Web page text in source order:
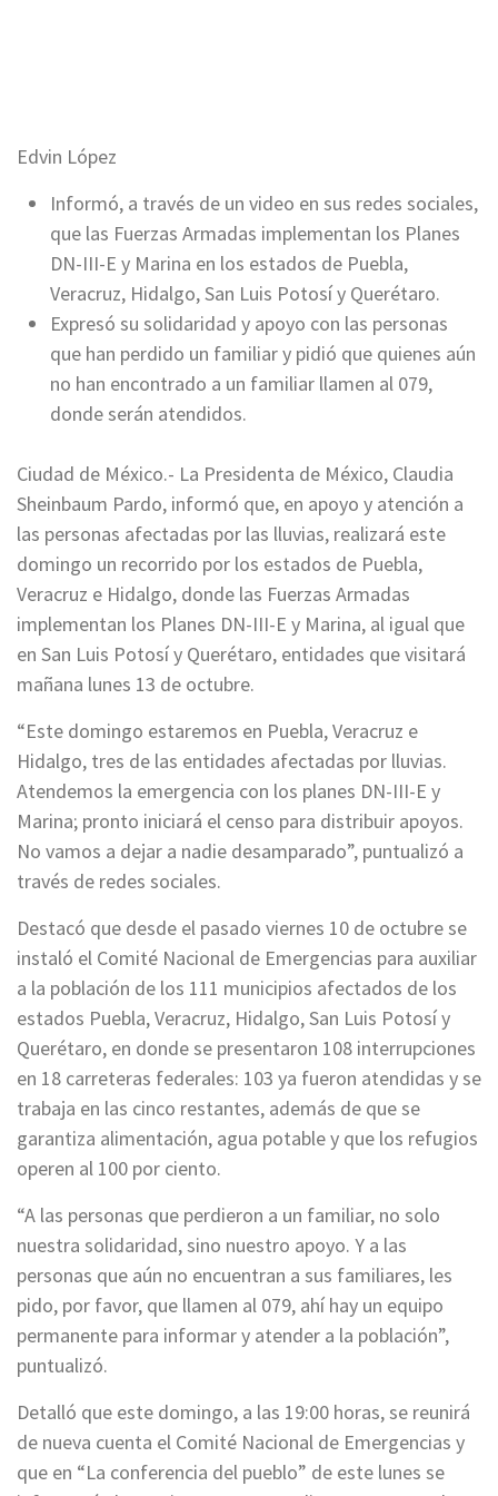
Edvin López
Informó, a través de un video en sus redes sociales,
que las Fuerzas Armadas implementan los Planes
DN-III-E y Marina en los estados de Puebla,
Veracruz, Hidalgo, San Luis Potosí y Querétaro.
Expresó su solidaridad y apoyo con las personas
que han perdido un familiar y pidió que quienes aún
no han encontrado a un familiar llamen al 079,
donde serán atendidos.
Ciudad de México.- La Presidenta de México, Claudia
Sheinbaum Pardo, informó que, en apoyo y atención a
las personas afectadas por las lluvias, realizará este
domingo un recorrido por los estados de Puebla,
Veracruz e Hidalgo, donde las Fuerzas Armadas
implementan los Planes DN-III-E y Marina, al igual que
en San Luis Potosí y Querétaro, entidades que visitará
mañana lunes 13 de octubre.
“Este domingo estaremos en Puebla, Veracruz e
Hidalgo, tres de las entidades afectadas por lluvias.
Atendemos la emergencia con los planes DN-III-E y
Marina; pronto iniciará el censo para distribuir apoyos.
No vamos a dejar a nadie desamparado”, puntualizó a
través de redes sociales.
Destacó que desde el pasado viernes 10 de octubre se
instaló el Comité Nacional de Emergencias para auxiliar
a la población de los 111 municipios afectados de los
estados Puebla, Veracruz, Hidalgo, San Luis Potosí y
Querétaro, en donde se presentaron 108 interrupciones
en 18 carreteras federales: 103 ya fueron atendidas y se
trabaja en las cinco restantes, además de que se
garantiza alimentación, agua potable y que los refugios
operen al 100 por ciento.
“A las personas que perdieron a un familiar, no solo
nuestra solidaridad, sino nuestro apoyo. Y a las
personas que aún no encuentran a sus familiares, les
pido, por favor, que llamen al 079, ahí hay un equipo
permanente para informar y atender a la población”,
puntualizó.
Detalló que este domingo, a las 19:00 horas, se reunirá
de nueva cuenta el Comité Nacional de Emergencias y
que en “La conferencia del pueblo” de este lunes se